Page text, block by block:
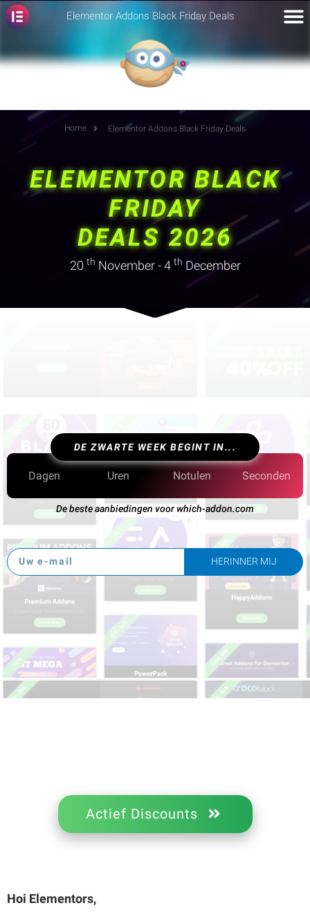
Elementor Addons Black Friday Deals
Home Elementor Addons Black Friday Deals
FRIDAY 2025
Black Friday en Cyber Monday Deals 2025
voor Elementor Addons
ELEMENTOR BLACK
FRIDAY
DEALS 2026
20 th November - 4 th December
DE ZWARTE WEEK BEGINT IN...
Dagen Uren Notulen Seconden
De beste aanbiedingen voor which-addon.com
HERINNER MIJ
Actief Discounts
Hoi Elementors,